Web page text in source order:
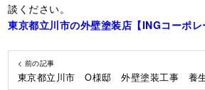
談ください。
東京都立川市の外壁塗装店【INGコーポレ
< 前の記事
東京都立川市 O様邸 外壁塗装工事 養